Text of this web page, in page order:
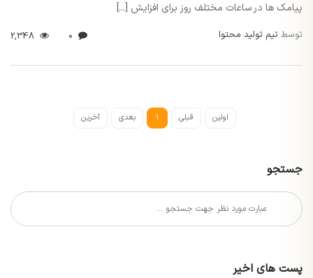
پیامک ها در ساعات مختلف روز برای افزایش [...]
توسط تیم تولید محتوا
اولین قبلی 1 بعدی آخرین
جستجو
پست های اخیر